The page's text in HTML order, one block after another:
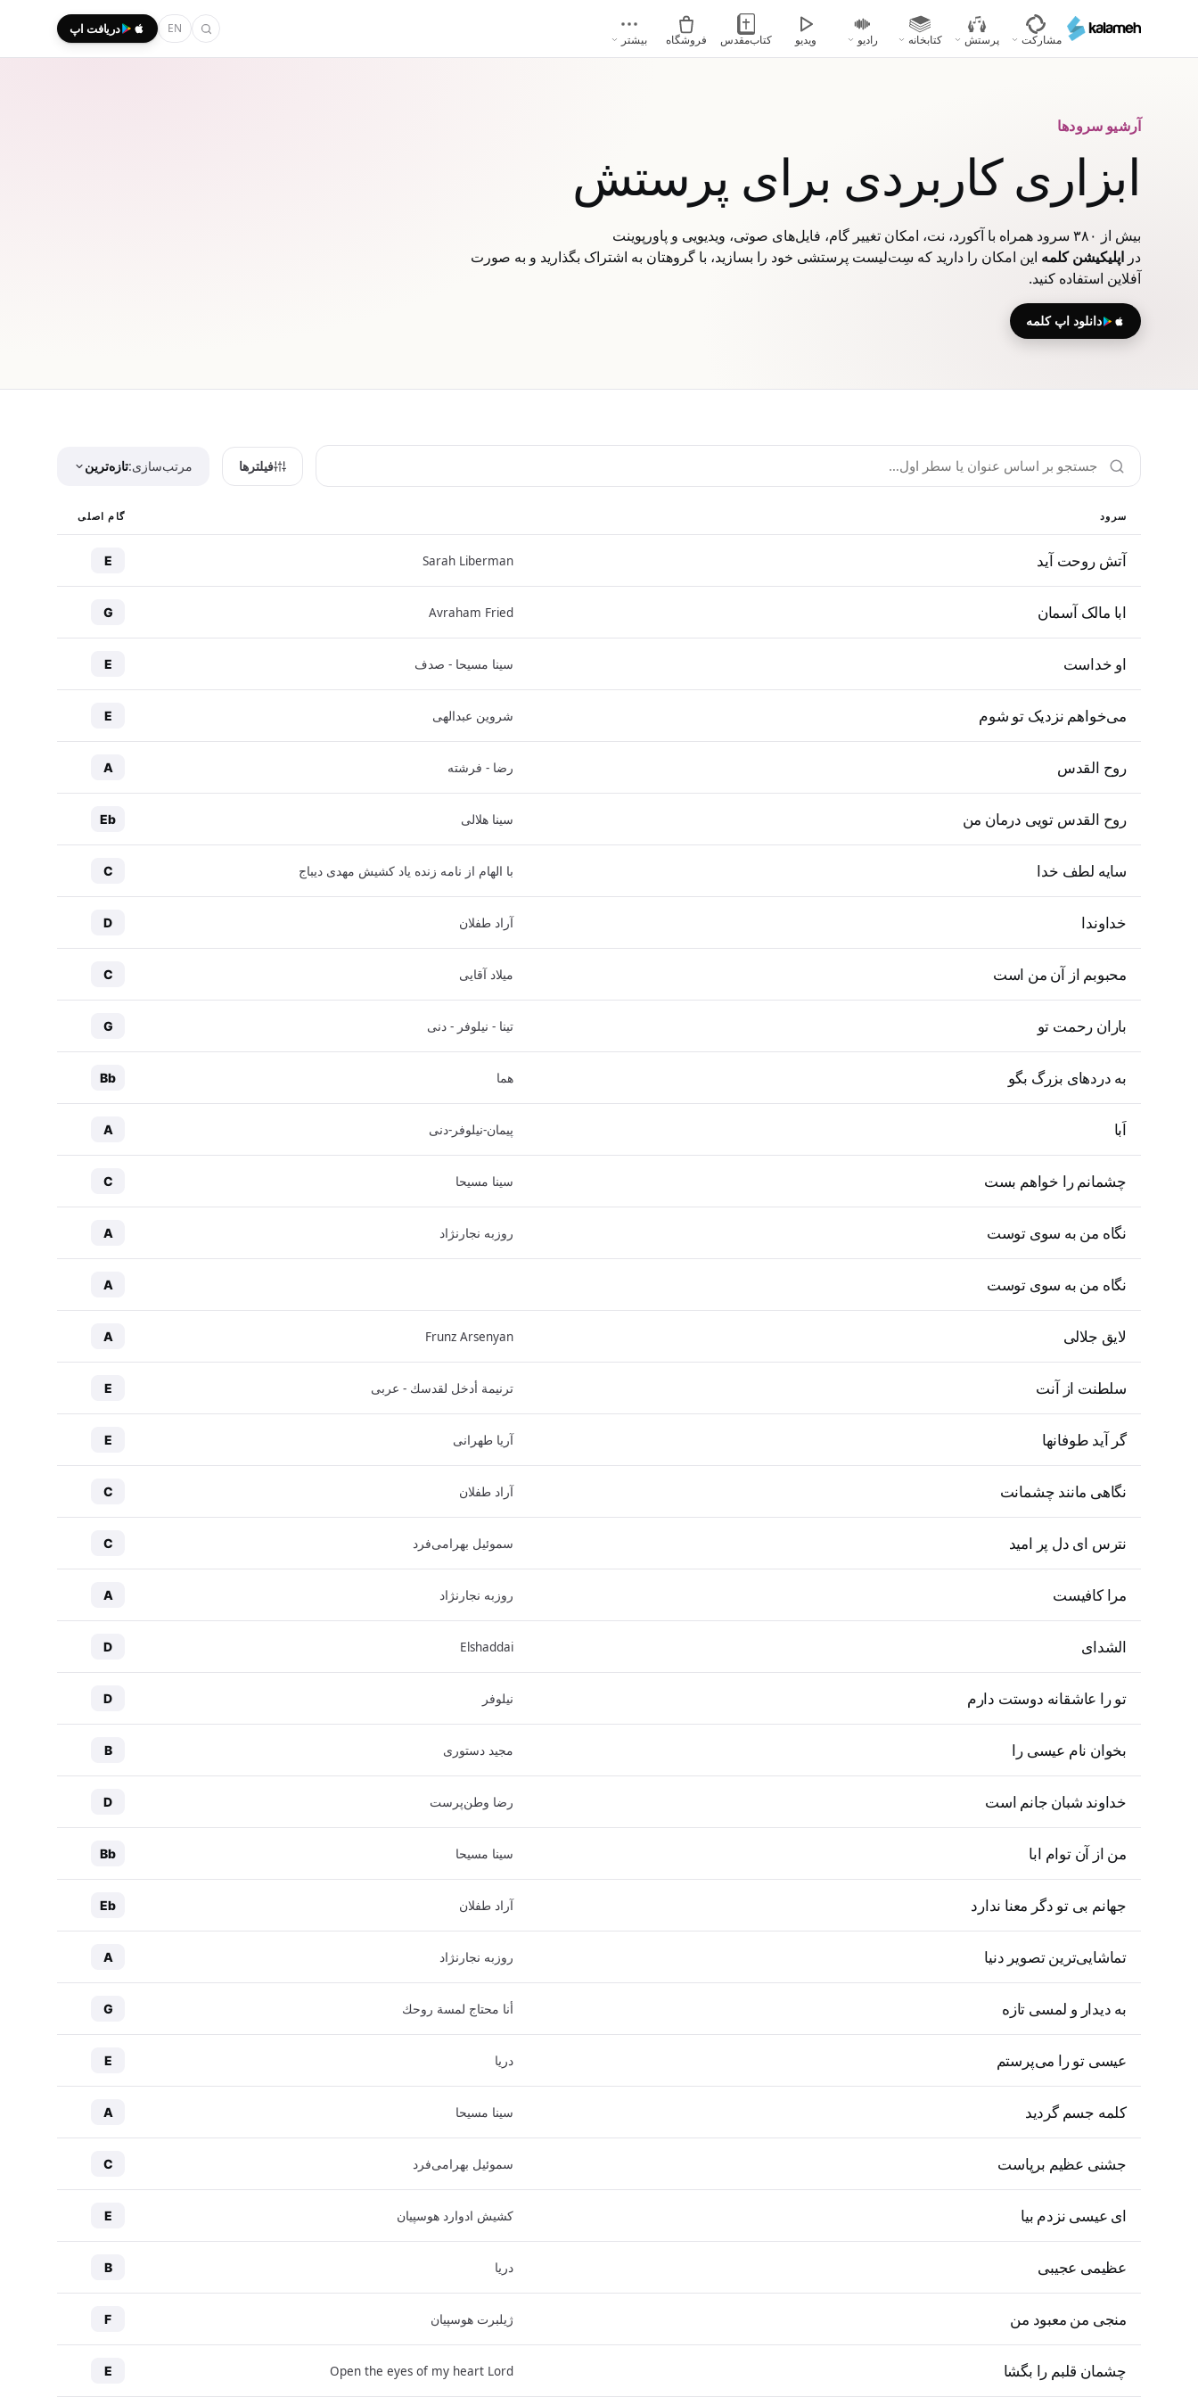
محتوای
مشارکت پرستش کتابخانه رادیو ویدیو کتاب‌مقدس فروشگاه بیشتر
EN دریافت اپ
آرشیو سرودها
ابزاری کاربردی برای پرستش
بیش از ۳۸۰ سرود همراه با آکورد، نت، امکان تغییر گام، فایل‌های صوتی، ویدیویی و پاورپوینت
در اپلیکیشن کلمه این امکان را دارید که سِت‌لیست پرستشی خود را بسازید، با گروهتان به اشتراک بگذارید و به صورت
آفلاین استفاده کنید.
دانلود اپ کلمه
فیلترها مرتب‌سازی:تازه‌ترین
سرود گام اصلی
آتش روحت آید Sarah Liberman
E
ابا مالک آسمان Avraham Fried
G
او خداست سینا مسیحا - صدف E
می‌خواهم نزدیک تو شوم شروین عبدالهی E
روح القدس رضا - فرشته A
روح القدس تویی درمان من سینا هلالی Eb
سایه لطف خدا با الهام از نامه زنده یاد کشیش مهدی دیباج C
خداوندا آراد طفلان D
محبوبم از آن من است میلاد آقایی C
باران رحمت تو تینا - نیلوفر - دنی G
به دردهای بزرگ بگو هما Bb
اَبا پیمان-نیلوفر-دنی A
چشمانم را خواهم بست سینا مسیحا C
نگاه من به سوی توست روزبه نجارنژاد A
نگاه من به سوی توست A
لایق جلالی Frunz Arsenyan
A
سلطنت از آنت ترنيمة أدخل لقدسك - عربی E
گر آید طوفانها آریا طهرانی E
نگاهی مانند چشمانت آراد طفلان C
نترس ای دل پر امید سموئیل بهرامی‌فرد C
مرا کافیست روزبه نجارنژاد A
الشدای Elshaddai
D
تو را عاشقانه دوستت دارم نیلوفر D
بخوان نام عیسی را مجید دستوری B
خداوند شبان جانم است رضا وطن‌پرست D
من از آن توام ابا سینا مسیحا Bb
جهانم بی تو دگر معنا ندارد آراد طفلان Eb
تماشایی‌ترین تصویر دنیا روزبه نجارنژاد A
به دیدار و لمسی تازه أنا محتاج لمسة روحك G
عیسی تو را می‌پرستم دریا E
کلمه جسم گردید سینا مسیحا A
جشنی عظیم برپاست سموئیل بهرامی‌فرد C
ای عیسی نزدم بیا کشیش ادوارد هوسپیان E
عظیمی عجیبی دریا B
منجی من معبود من ژیلبرت هوسپیان F
چشمان قلبم را بگشا Open the eyes of my heart Lord
E